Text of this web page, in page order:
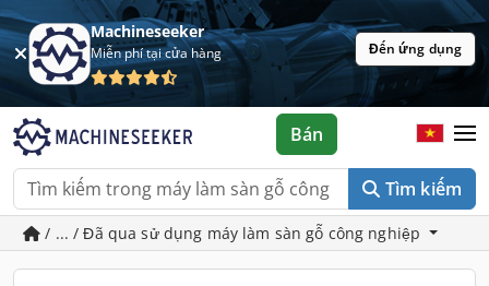
Machineseeker
Miễn phí tại cửa hàng Đến ứng dụng
Tìm kiếm
Bán
/ ... / Đã qua sử dụng máy làm sàn gỗ công nghiệp